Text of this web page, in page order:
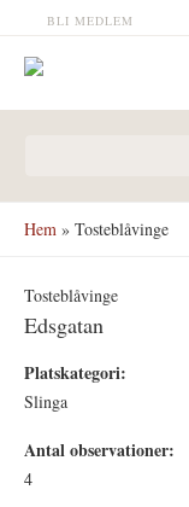
Hoppa till huvudinnehåll
BLI MEDLEM
Hem » Tosteblåvinge
Tosteblåvinge
Edsgatan
Platskategori:
Slinga
Antal observationer:
4